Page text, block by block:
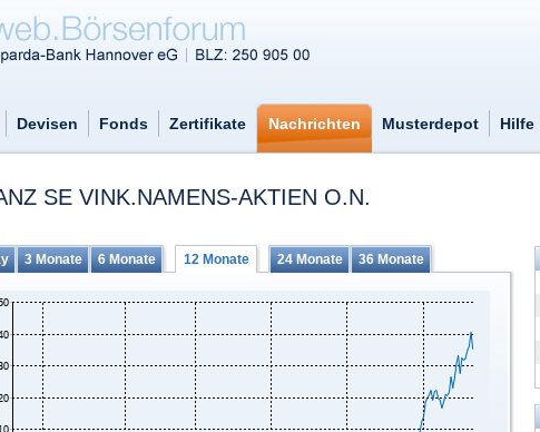
Devisen Fonds Zertifikate Nachrichten Musterdepot Hilfe
SE VINK.NAMENS-AKTIEN O.N.
3 Monate 6 Monate 12 Monate 24 Monate 36 Monate